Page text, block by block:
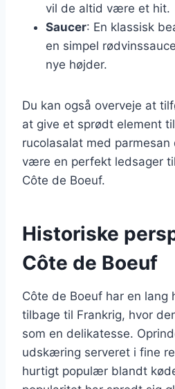
vil de altid være et hit.
Saucer: En klassisk
en simpel
nye højder.
Du kan også overveje at
at give et sprødt element
rucolasalat med parmesan
være en perfekt ledsager
Côte de Boeuf.
Historiske
Côte de Boeuf
Côte de Boeuf har en lang
tilbage til Frankrig, hvor
som en delikatesse.
udskæring serveret i fine
hurtigt populær blandt